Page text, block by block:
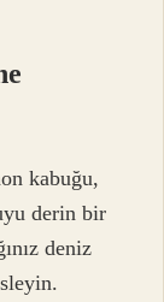
kabuğu,
derin bir
deniz